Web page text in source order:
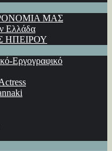
ΜΑΣ
Ελλάδα
ΗΠΕΙΡΟΥ
Εργογραφικό